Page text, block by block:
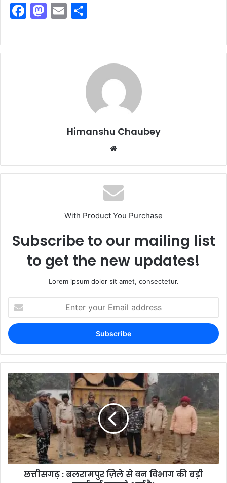
F
c
e
M
st
o
E
ai
l
ar
e
Himanshu Chaubey
With Product You Purchase
Subscribe to our mailing list
to get the new updates!
Lorem ipsum dolor sit amet, consectetur.
छत्तीसगढ़ : बलरामपुर ज़िले से वन विभाग की बड़ी